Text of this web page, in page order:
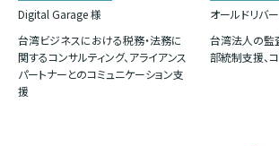
Digital Garage 様
台湾ビジネスにおける税務・法務に
関するコンサルティング、アライアンス
パートナーとのコミュニケーション支
援
オールドリバ
台湾法人の監
部統制支援、